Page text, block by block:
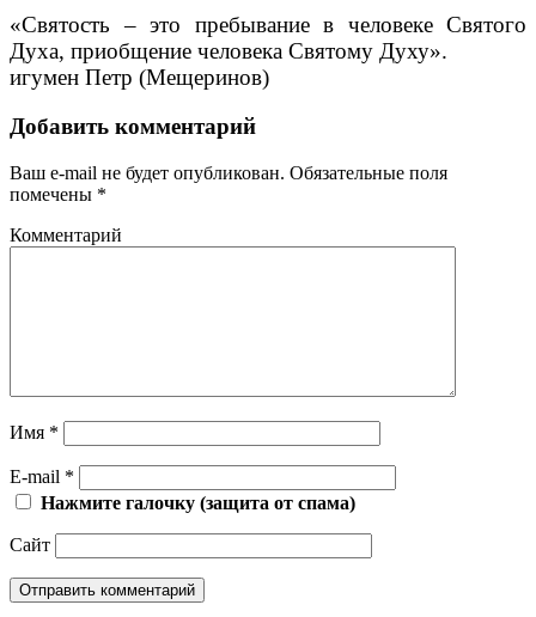
«Святость – это пребывание в человеке Святого
Духа, приобщение человека Святому Духу».
игумен Петр (Мещеринов)
Добавить комментарий
Ваш e-mail не будет опубликован. Обязательные поля
помечены *
Комментарий
Имя *
E-mail *
Нажмите галочку (защита от спама)
Сайт